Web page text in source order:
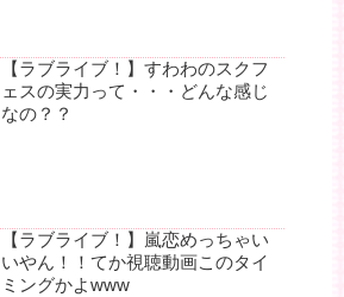
【ラブライブ！】すわわのスクフ
ェスの実力って・・・どんな感じ
なの？？
【ラブライブ！】嵐恋めっちゃい
いやん！！てか視聴動画このタイ
ミングかよwww